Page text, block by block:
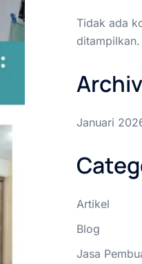
Tidak ada
ditampilkan.
Januari
Artikel
Blog
Jasa